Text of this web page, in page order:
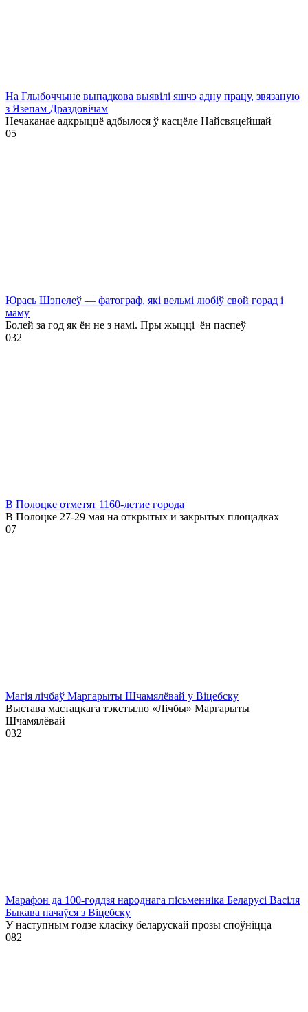
На Глыбоччыне выпадкова выявілі яшчэ адну працу, звязаную
з Язепам Драздовічам
Нечаканае адкрыццё адбылося ў касцёле Найсвяцейшай
05
Юрась Шэпелеў — фатограф, які вельмі любіў свой горад і
маму
Болей за год як ён не з намі. Пры жыцці ён паспеў
032
В Полоцке отметят 1160-летие города
В Полоцке 27-29 мая на открытых и закрытых площадках
07
Магія лічбаў Маргарыты Шчамялёвай у Віцебску
Выстава мастацкага тэкстылю «Лічбы» Маргарыты
Шчамялёвай
032
Марафон да 100-годдзя народнага пісьменніка Беларусі Васіля
Быкава пачаўся з Віцебску
У наступным годзе класіку беларускай прозы споўніцца
082